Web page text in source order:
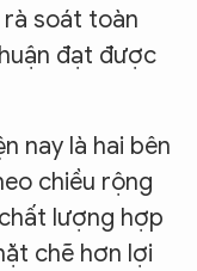
rà soát toàn
đạt được
nay là hai bên
chiều rộng
lượng hợp
chẽ hơn lợi